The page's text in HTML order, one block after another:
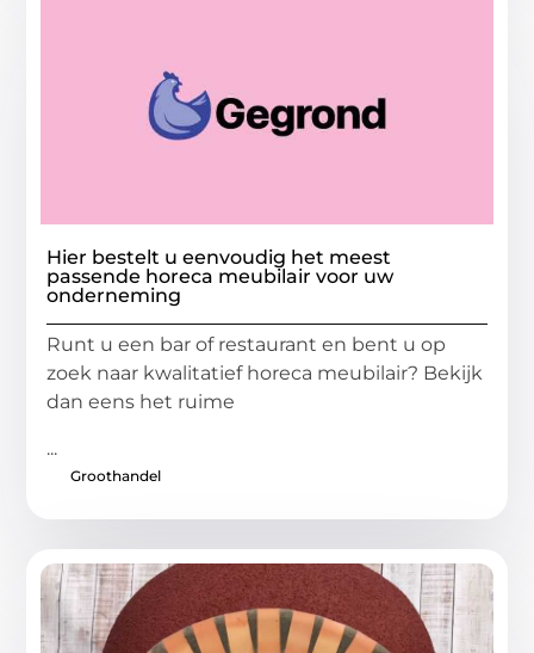
Hier bestelt u eenvoudig het meest
passende horeca meubilair voor uw
onderneming
Runt u een bar of restaurant en bent u op
zoek naar kwalitatief horeca meubilair? Bekijk
dan eens het ruime
...
Groothandel